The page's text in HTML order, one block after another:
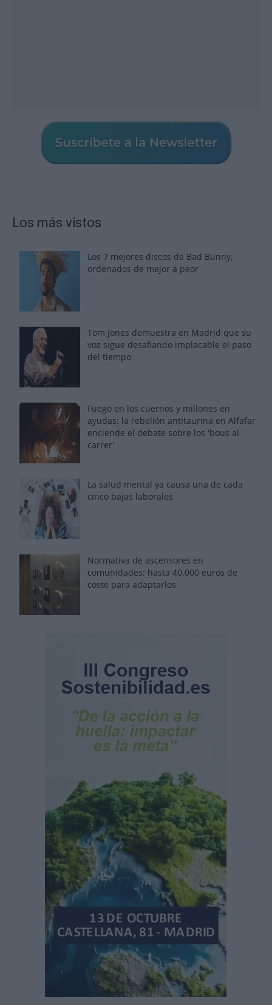
Los más vistos
Los 7 mejores discos de Bad Bunny,
ordenados de mejor a peor
Tom Jones demuestra en Madrid que su
voz sigue desafiando implacable el paso
del tiempo
Fuego en los cuernos y millones en
ayudas: la rebelión antitaurina en Alfafar
enciende el debate sobre los 'bous al
carrer'
La salud mental ya causa una de cada
cinco bajas laborales
Normativa de ascensores en
comunidades: hasta 40.000 euros de
coste para adaptarlos